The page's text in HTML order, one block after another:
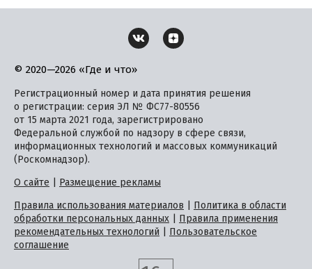
© 2020—2026 «Где и что»
Регистрационный номер и дата принятия решения
о регистрации: серия ЭЛ № ФС77-80556
от 15 марта 2021 года, зарегистрировано
Федеральной службой по надзору в сфере связи,
информационных технологий и массовых коммуникаций
(Роскомнадзор).
О сайте
Размещение рекламы
Правила использования материалов
Политика в области
обработки персональных данных
Правила применения
рекомендательных технологий
Пользовательское
соглашение